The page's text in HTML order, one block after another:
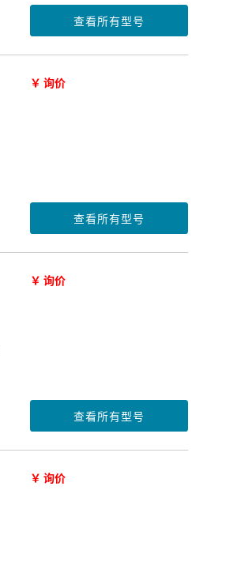
查看所有型号
￥ 询价
查看所有型号
￥ 询价
查看所有型号
￥ 询价